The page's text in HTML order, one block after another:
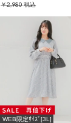
￥2,980税込
WEB限定ｻｲｽﾞ[3L]